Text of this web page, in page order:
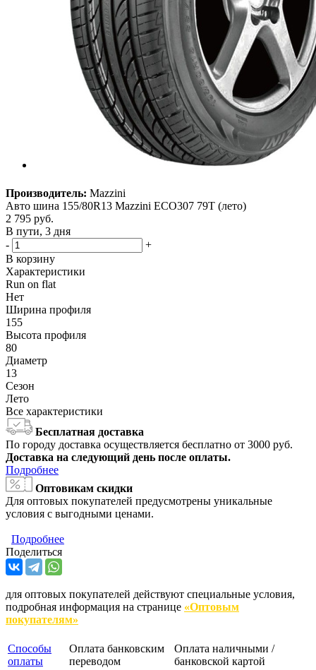
Производитель: Mazzini
Авто шина 155/80R13 Mazzini ECO307 79T (лето)
2 795 руб.
В пути, 3 дня
-
+
В корзину
Характеристики
Run on flat
Нет
Ширина профиля
155
Высота профиля
80
Диаметр
13
Сезон
Лето
Все характеристики
Бесплатная доставка
По городу доставка осуществляется бесплатно от 3000 руб.
Доставка на следующий день после оплаты.
Подробнее
Оптовикам скидки
Для оптовых покупателей предусмотрены уникальные
условия с выгодными ценами.
Подробнее
Поделиться
для оптовых покупателей действуют специальные условия,
подробная информация на странице «Оптовым
покупателям»
Способы
оплаты
Оплата банковским
переводом
Оплата наличными /
банковской картой